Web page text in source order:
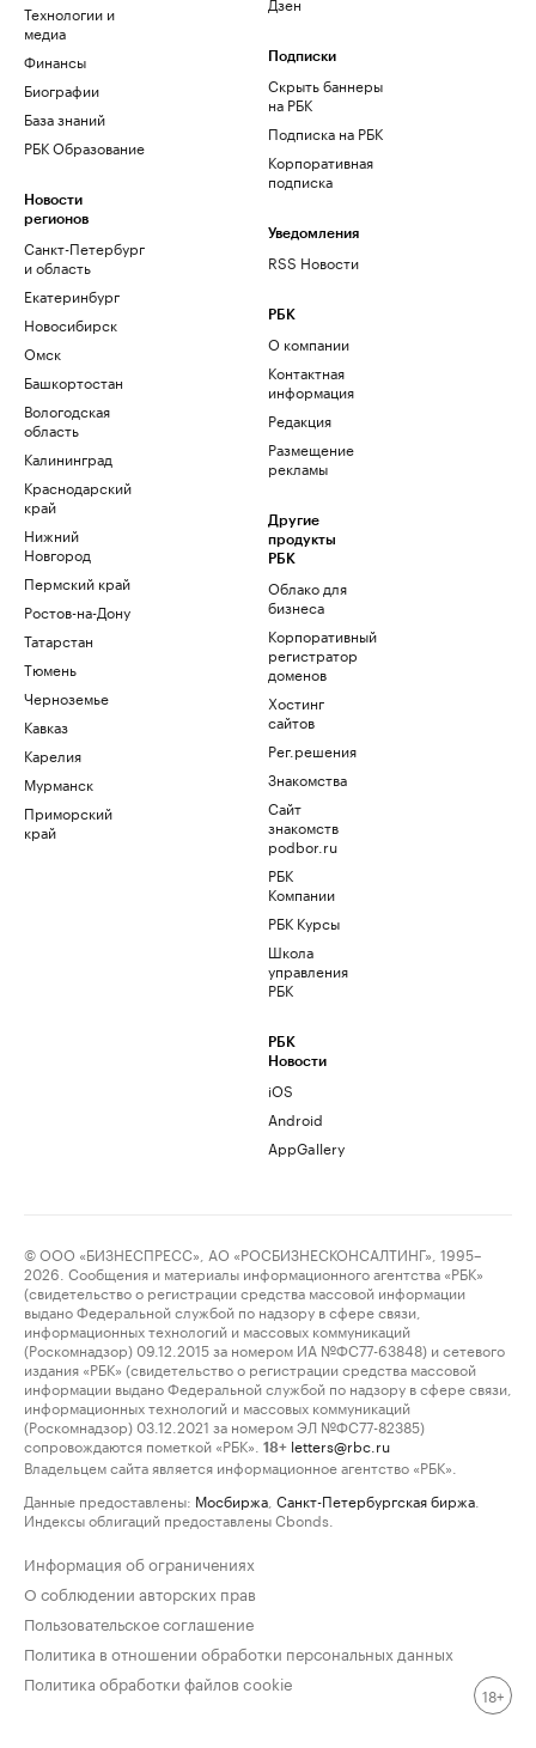
Технологии и
медиа
Финансы
Биографии
База знаний
РБК Образование
Новости
регионов
Санкт-Петербург
и область
Екатеринбург
Новосибирск
Омск
Башкортостан
Вологодская
область
Калининград
Краснодарский
край
Нижний
Новгород
Пермский край
Ростов-на-Дону
Татарстан
Тюмень
Черноземье
Кавказ
Карелия
Мурманск
Приморский
край
Подписки
Скрыть баннеры
на РБК
Подписка на РБК
Корпоративная
подписка
Уведомления
RSS Новости
РБК
О компании
Контактная
информация
Редакция
Размещение
рекламы
Другие
продукты
РБК
Облако для
бизнеса
Корпоративный
регистратор
доменов
Хостинг
сайтов
Рег.решения
Знакомства
Сайт
знакомств
podbor.ru
РБК
Компании
РБК Курсы
Школа
управления
РБК
РБК
Новости
iOS
Android
AppGallery
© ООО «БИЗНЕСПРЕСС», АО «РОСБИЗНЕСКОНСАЛТИНГ», 1995–
2026. Сообщения и материалы информационного агентства «РБК»
(свидетельство о регистрации средства массовой информации
выдано Федеральной службой по надзору в сфере связи,
информационных технологий и массовых коммуникаций
(Роскомнадзор) 09.12.2015 за номером ИА №ФС77-63848) и сетевого
издания «РБК» (свидетельство о регистрации средства массовой
информации выдано Федеральной службой по надзору в сфере связи,
информационных технологий и массовых коммуникаций
(Роскомнадзор) 03.12.2021 за номером ЭЛ №ФС77-82385)
сопровождаются пометкой «РБК».
18+ letters@rbc.ru
Владельцем сайта является информационное агентство «РБК».
Данные предоставлены: Мосбиржа Санкт-Петербургская биржа
Индексы облигаций предоставлены Cbonds.
Информация об ограничениях
О соблюдении авторских прав
Пользовательское соглашение
Политика в отношении обработки персональных данных
Политика обработки файлов cookie
18+